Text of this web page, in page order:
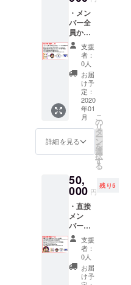
勢いも加速
しておりま
■GRAND
GLANZの由
GRAND
GLANZの名
前には
全てを照ら
という意味
が込められ
ています。
これには
世界中の最
後の一人ま
使用さ
れてい
るハン
ドル
ネーム
を使用
させて
頂きま
す、ま
た特定
の人物
を比喩
容や公
序良俗
に関し
ては掲
載をお
断りす
る可能
性ござ
います
のでご
注意く
ださ
い。
欄（リ
ターン
に関す
るご希
望）に
掲載希
望のお
名前を
ご記入
下さ
い。(10
文字以
内本名
可)掲載
を希望
なし』
と記入
くださ
い。特
にご希
望がな
い場合
CAMPF
IREにて
使用さ
声メッ
セージ
トラッ
ク
（CD-R
仕様
DEMO
版) ・今
回のCD
の盤面
SPECIA
LTHAN
KSに、
あな
載 ・決
起会参
加券
（メン
バーと
オフ
会。
2020/1/
19（日
）15～
18時 都
・メン
バー全
員から
貴方だ
けに送
るメッ
セージ
付き動
画DVD
・今回
のクラ
ウド
ファン
ディン
グで制
作した
各メン
バーよ
りお礼
の音声
メッ
セージ
トラッ
ク
（CD-R
仕様
DEMO
支援
者：
0人
お届
け予
定：
2020
年01
月
詳細を見る
こ
の
リ
タ
ー
ン
を
選
択
す
る
50,
000 円
残り5
・直接
メン
バーが
貴方の
もとへ
リター
ンをお
届け
支援
者：
0人
お届
け予